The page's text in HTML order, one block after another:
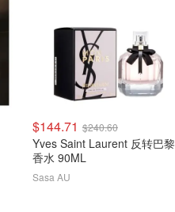
$144.71 $240.60
Yves Saint Laurent 反转巴黎
香水 90ML
Sasa AU